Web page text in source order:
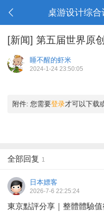
[新闻] 第五届世界原
睡不醒的虾米
2024-1-24 23:50:05
附件: 您需要登录才可以下载
全部回复 1
日本嫖客
2026-7-6 22:25:24
東京點評分享｜整體體驗